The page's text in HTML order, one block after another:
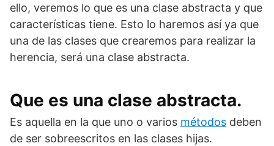
ello, veremos lo que es una clase abstracta y que
características tiene. Esto lo haremos así ya que
una de las clases que crearemos para realizar la
herencia, será una clase abstracta.
Que es una clase abstracta.
Es aquella en la que uno o varios métodos deben
de ser sobreescritos en las clases hijas.